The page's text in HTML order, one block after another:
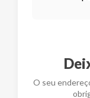
O seu